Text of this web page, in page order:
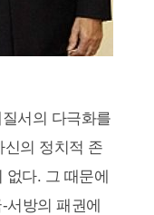
서의 다극화를
의 정치적 존
없다. 그 때문에
서방의 패권에